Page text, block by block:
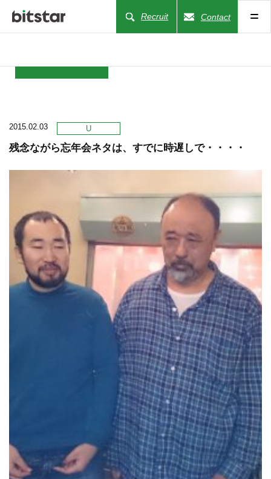
Recruit Contact
COMPANY
BUSINESS
WORKS
ACTION
RECRUIT
STAFF BLOG
2015.02.03 U
残念ながら忘年会ネタは、すでに時遅しで・・・・